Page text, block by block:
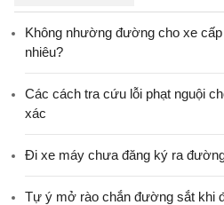
Không nhường đường cho xe
nhiêu?
Các cách tra cứu lỗi phạt nguội
xác
Đi xe máy chưa đăng ký ra
Tự ý mở rào chắn đường sắt khi